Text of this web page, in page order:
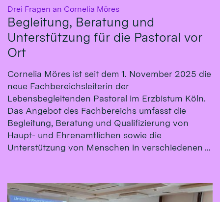
Drei Fragen an Cornelia Möres:
Begleitung, Beratung und
Unterstützung für die Pastoral vor
Ort
Cornelia Möres ist seit dem 1. November 2025 die
neue Fachbereichsleiterin der
Lebensbegleitenden Pastoral im Erzbistum Köln.
Das Angebot des Fachbereichs umfasst die
Begleitung, Beratung und Qualifizierung von
Haupt- und Ehrenamtlichen sowie die
Unterstützung von Menschen in verschiedenen ...